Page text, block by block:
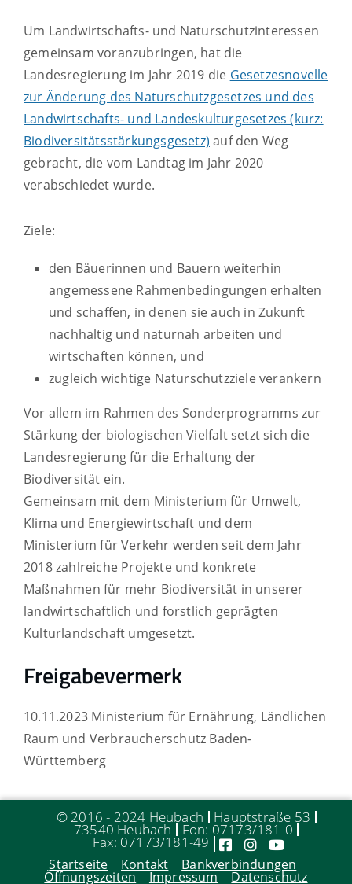
Um Landwirtschafts- und Naturschutzinteressen
gemeinsam voranzubringen, hat die
Landesregierung im Jahr 2019 die Gesetzesnovelle
zur Änderung des Naturschutzgesetzes und des
Landwirtschafts- und Landeskulturgesetzes (kurz:
Biodiversitätsstärkungsgesetz) auf den Weg
gebracht, die vom Landtag im Jahr 2020
verabschiedet wurde.
Ziele:
den Bäuerinnen und Bauern weiterhin
angemessene Rahmenbedingungen erhalten
und schaffen, in denen sie auch in Zukunft
nachhaltig und naturnah arbeiten und
wirtschaften können, und
zugleich wichtige Naturschutzziele verankern
Vor allem im Rahmen des Sonderprogramms zur
Stärkung der biologischen Vielfalt setzt sich die
Landesregierung für die Erhaltung der
Biodiversität ein.
Gemeinsam mit dem Ministerium für Umwelt,
Klima und Energiewirtschaft und dem
Ministerium für Verkehr werden seit dem Jahr
2018 zahlreiche Projekte und konkrete
Maßnahmen für mehr Biodiversität in unserer
landwirtschaftlich und forstlich geprägten
Kulturlandschaft umgesetzt.
Freigabevermerk
10.11.2023 Ministerium für Ernährung, Ländlichen
Raum und Verbraucherschutz Baden-
Württemberg
© 2016 - 2024 Heubach Hauptstraße 53
73540 Heubach Fon: 07173/181-0
Fax: 07173/181-49
Startseite Kontakt Bankverbindungen
Öffnungszeiten Impressum Datenschutz